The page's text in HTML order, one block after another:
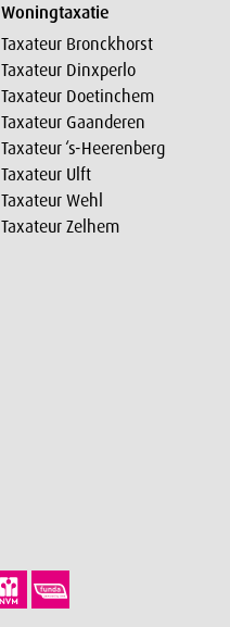
Woningtaxatie
Taxateur Bronckhorst
Taxateur Dinxperlo
Taxateur Doetinchem
Taxateur Gaanderen
Taxateur ‘s-Heerenberg
Taxateur Ulft
Taxateur Wehl
Taxateur Zelhem